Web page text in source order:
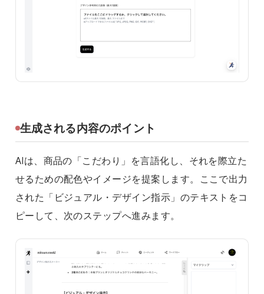
生成される内容のポイント
AIは、商品の「こだわり」を言語化し、それを際立た
せるための配色やイメージを提案します。ここで出力
された「ビジュアル・デザイン指示」のテキストをコ
ピーして、次のステップへ進みます。